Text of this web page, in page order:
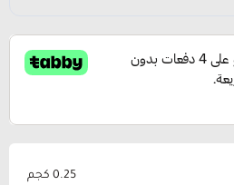
0.25 كجم